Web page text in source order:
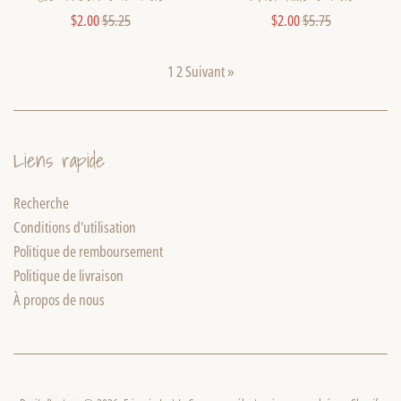
Prix
$2.00Prix
$5.25
Prix
$2.00Prix
$5.75
1 2Suivant »
Liens rapide
Recherche
Conditions d'utilisation
Politique de remboursement
Politique de livraison
À propos de nous